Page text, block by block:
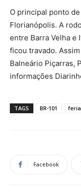
O principal ponto
Florianópolis. A
entre Barra Velha e
ficou travado.
Balneário Piçarras,
informações
TAGS BR-101
Facebook